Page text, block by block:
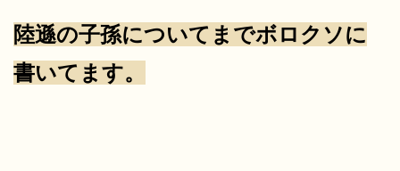
陸遜の子孫についてまでボロクソに
書いてます。